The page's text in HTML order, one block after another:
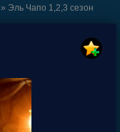
» Эль Чапо 1,2,3 сезон